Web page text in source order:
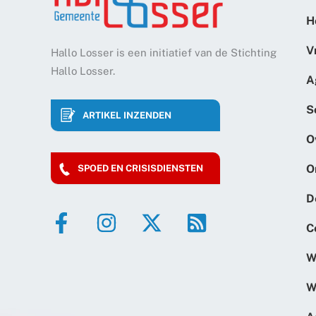
Hallo Losser is een initiatief van de Stichting
Hallo Losser.
ARTIKEL INZENDEN
SPOED EN CRISISDIENSTEN